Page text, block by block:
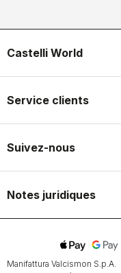
Castelli World
Service clients
Suivez-nous
Notes juridiques
Manifattura Valcismon S.p.A.